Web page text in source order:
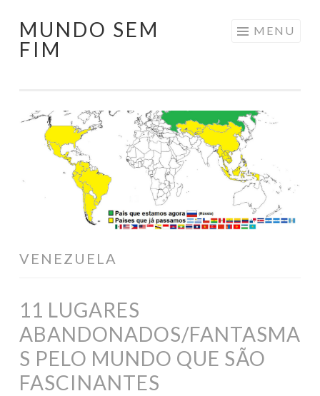
Pular
para
MUNDO SEM
FIM
MENU
VENEZUELA
11 LUGARES
ABANDONADOS/FANTASMA
S PELO MUNDO QUE SÃO
FASCINANTES